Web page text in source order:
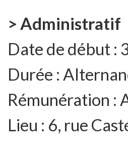
> Administratif
Date de début :
Durée :
Rémunération :
Lieu : 6, rue